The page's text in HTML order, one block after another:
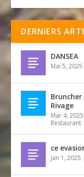
DERNIERS
DANSEA
Mai 5, 2025
Rivage
Mar 4, 2025
Restaurant
ce
Jan 1, 2025